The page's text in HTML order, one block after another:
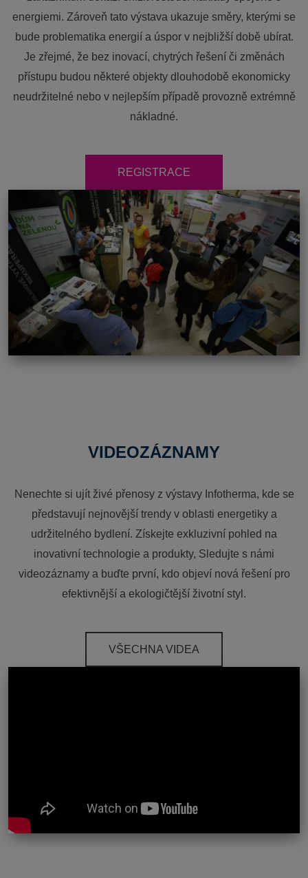
energiemi. Zároveň tato výstava ukazuje směry, kterými se
bude problematika energií a úspor v nejbližší době ubírat.
Je zřejmé, že bez inovací, chytrých řešení či změnách
přístupu budou některé objekty dlouhodobě ekonomicky
neudržitelné nebo v nejlepším případě provozně extrémně
nákladné.
REGISTRACE
VIDEOZÁZNAMY
Nenechte si ujít živé přenosy z výstavy Infotherma, kde se
představují nejnovější trendy v oblasti energetiky a
udržitelného bydlení. Získejte exkluzivní pohled na
inovativní technologie a produkty, Sledujte s námi
videozáznamy a buďte první, kdo objeví nová řešení pro
efektivnější a ekologičtější životní styl.
VŠECHNA VIDEA